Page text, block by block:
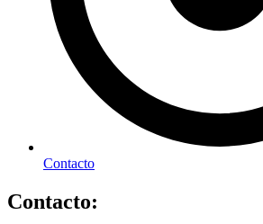
Contacto
Contacto: